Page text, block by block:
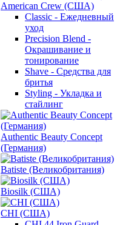
American Crew (США)
Classic - Ежедневный
уход
Precision Blend -
Окрашивание и
тонирование
Shave - Средства для
бритья
Styling - Укладка и
стайлинг
Authentic Beauty Concept
(Германия)
Batiste (Великобритания)
Biosilk (США)
CHI (США)